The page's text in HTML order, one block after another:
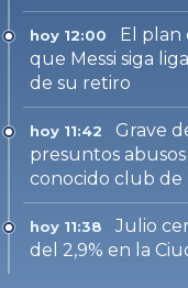
hoy 12:00
El plan
que Messi siga
de su retiro
hoy 11:42
Grave
presuntos
conocido club de
hoy 11:38
Julio
del 2,9% en la